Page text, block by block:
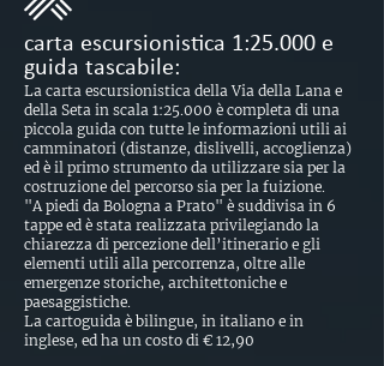
carta escursionistica 1:25.000 e
guida tascabile:
La carta escursionistica della Via della Lana e
della Seta in scala 1:25.000 è completa di una
piccola guida con tutte le informazioni utili ai
camminatori (distanze, dislivelli, accoglienza)
ed è il primo strumento da utilizzare sia per la
costruzione del percorso sia per la fuizione.
"A piedi da Bologna a Prato" è suddivisa in 6
tappe ed è stata realizzata privilegiando la
chiarezza di percezione dell’itinerario e gli
elementi utili alla percorrenza, oltre alle
emergenze storiche, architettoniche e
paesaggistiche.
La cartoguida è bilingue, in italiano e in
inglese, ed ha un costo di € 12,90